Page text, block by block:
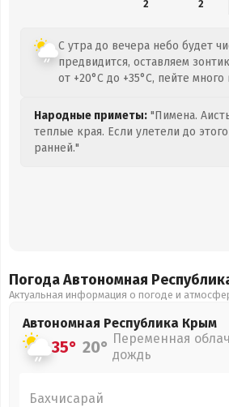
2
2
С утра до вечера небо будет
предвидится, оставляем
от +20°C до +35°C, пейте много
Народные приметы: "Пимена.
теплые края. Если улетели до
ранней."
Погода Автономная
Актуальная информация о погоде и
Автономная Республика Крым
35° 20° Переменная
дождь
Бахчисарай